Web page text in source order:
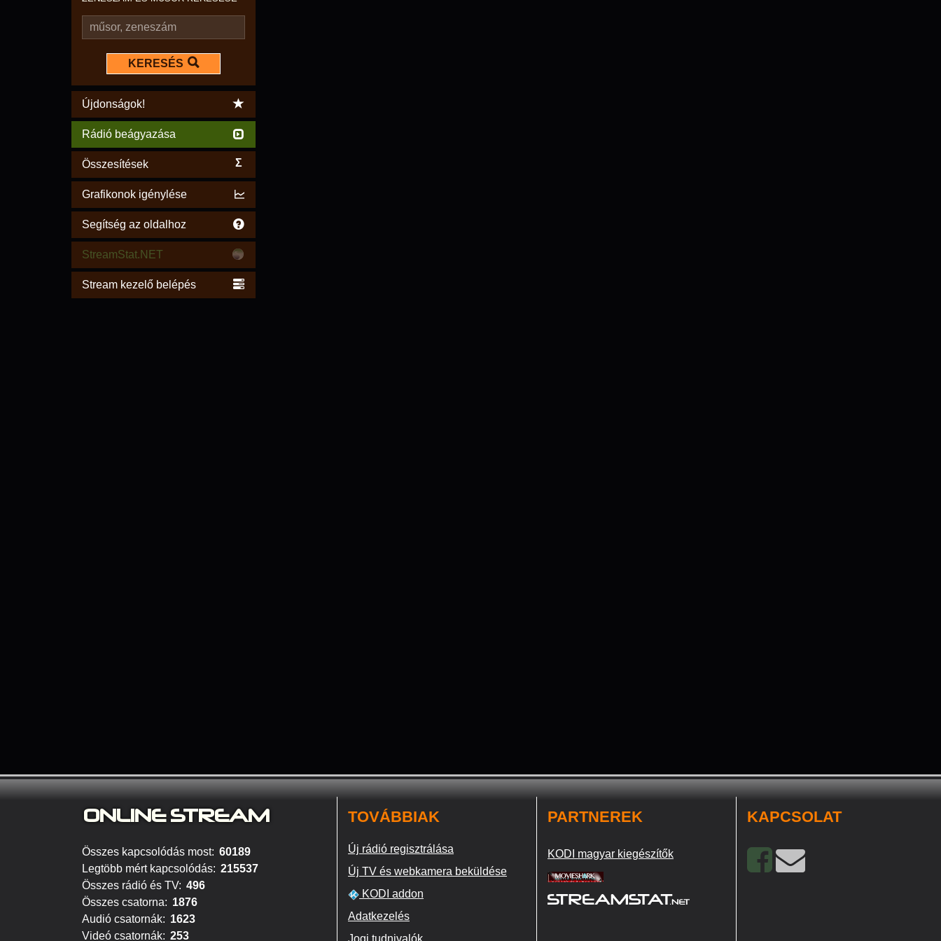
KERESÉS
Újdonságok!
Rádió beágyazása
Összesítések Σ
Grafikonok igénylése
Segítség az oldalhoz
StreamStat.NET
Stream kezelő belépés
ONLINE STREAM
Összes kapcsolódás most: 60189
Legtöbb mért kapcsolódás: 215537
Összes rádió és TV: 496
Összes csatorna: 1876
Audió csatornák: 1623
Videó csatornák: 253
TOVÁBBIAK
Új rádió regisztrálása
Új TV és webkamera beküldése
KODI addon
Adatkezelés
Jogi tudnivalók
PARTNEREK
KODI magyar kiegészítők
KAPCSOLAT